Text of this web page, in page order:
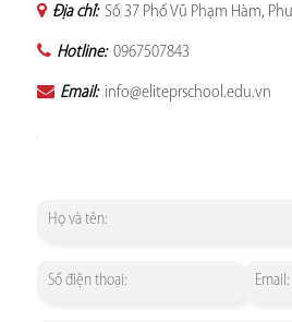
Địa chỉ: Số 37 Phố Vũ Phạm Hàm,
Hotline: 0967507843
Email: info@eliteprschool.edu.vn